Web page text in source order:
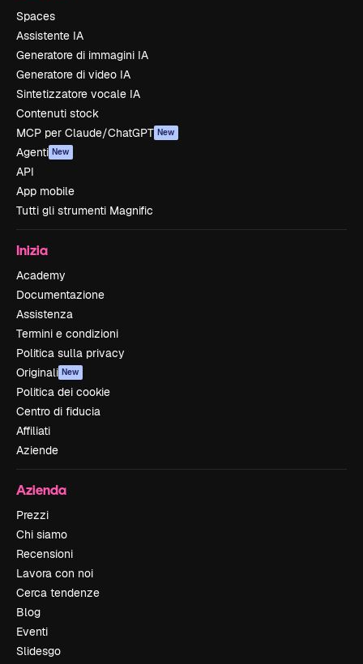
Spaces
Assistente IA
Generatore di immagini IA
Generatore di video IA
Sintetizzatore vocale IA
Contenuti stock
MCP per Claude/ChatGPT New
Agenti New
API
App mobile
Tutti gli strumenti Magnific
Inizia
Academy
Documentazione
Assistenza
Termini e condizioni
Politica sulla privacy
Originali New
Politica dei cookie
Centro di fiducia
Affiliati
Aziende
Azienda
Prezzi
Chi siamo
Recensioni
Lavora con noi
Cerca tendenze
Blog
Eventi
Slidesgo